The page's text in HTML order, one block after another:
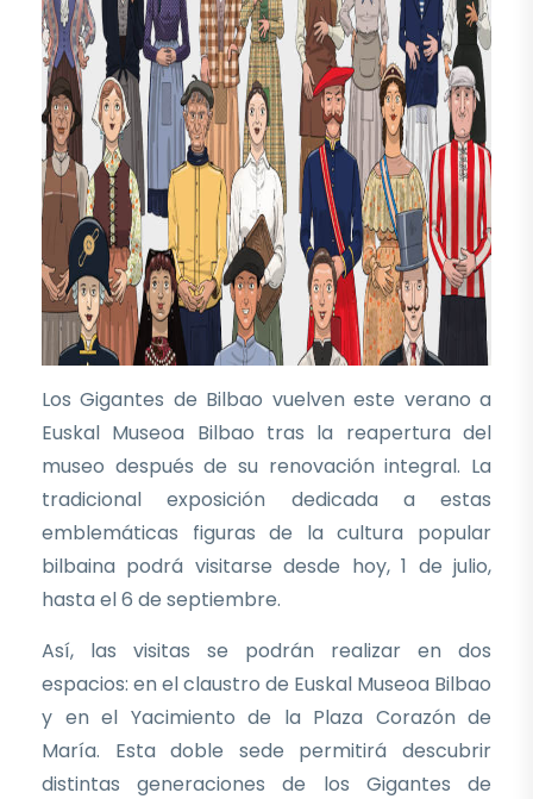
Los Gigantes de Bilbao vuelven este verano a
Euskal Museoa Bilbao tras la reapertura del
museo después de su renovación integral. La
tradicional exposición dedicada a estas
emblemáticas figuras de la cultura popular
bilbaina podrá visitarse desde hoy, 1 de julio,
hasta el 6 de septiembre.
Así, las visitas se podrán realizar en dos
espacios: en el claustro de Euskal Museoa Bilbao
y en el Yacimiento de la Plaza Corazón de
María. Esta doble sede permitirá descubrir
distintas generaciones de los Gigantes de